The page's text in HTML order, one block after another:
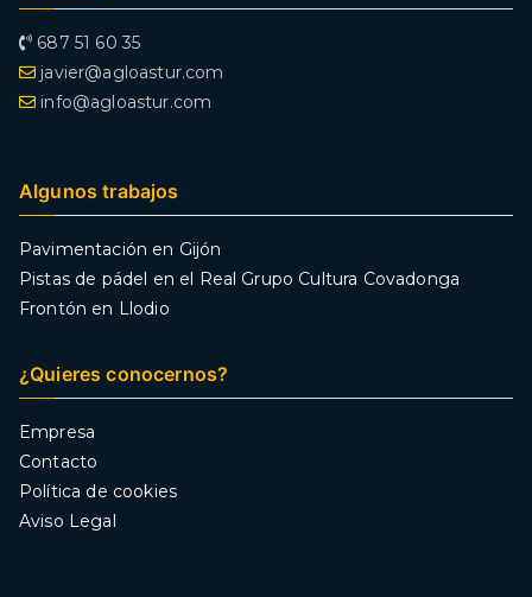
687 51 60 35
javier@agloastur.com
info@agloastur.com
Algunos trabajos
Pavimentación en Gijón
Pistas de pádel en el Real Grupo Cultura Covadonga
Frontón en Llodio
¿Quieres conocernos?
Empresa
Contacto
Política de cookies
Aviso Legal